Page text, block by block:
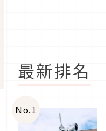
最新排名
No.1